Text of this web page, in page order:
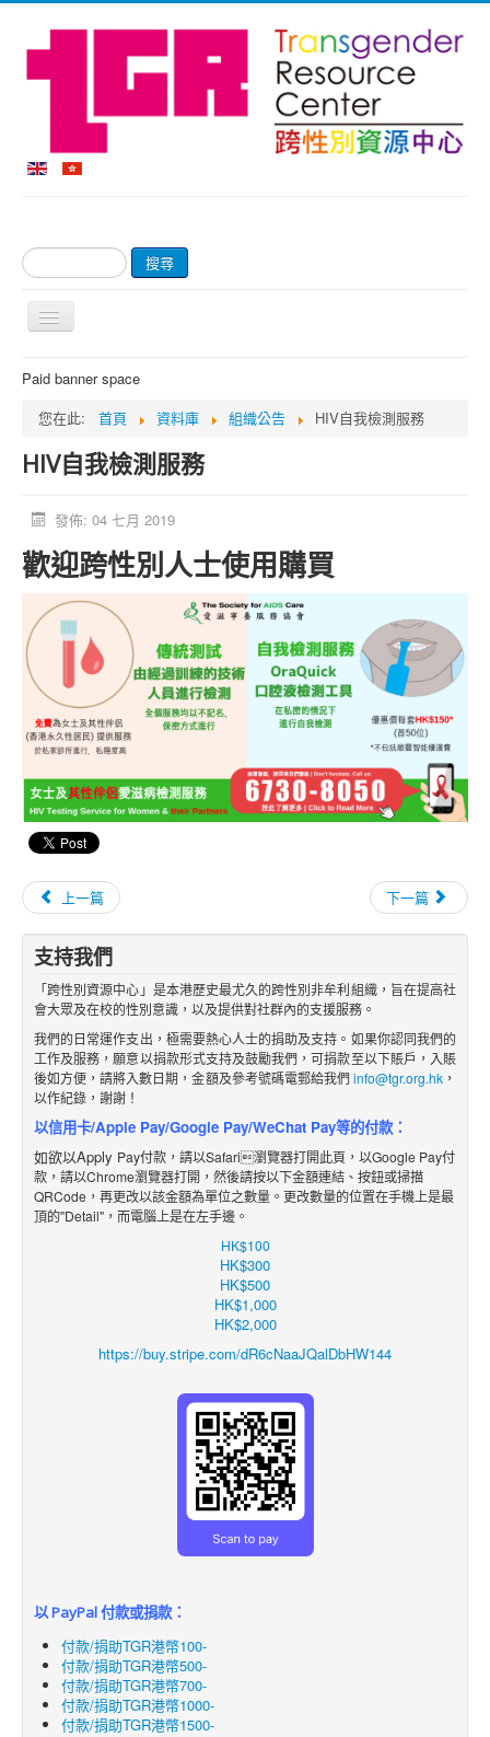
搜
尋...
搜尋
切
覽
首頁
關於我們
輔導服務
活動消息
資料庫
媒體庫
台灣專區
中國大陸專區
「跨樂園」交友平台
捐助單位
Paid banner space
您在此:
首頁 資料庫 組織公告 HIV自我檢測服務
HIV自我檢測服務
發佈: 04 七月 2019
歡迎跨性別人士使用購買
上一篇 下一篇
支持我們
「跨性別資源中心」是本港歷史最尤久的跨性別非牟利組織，旨在提高社
會大眾及在校的性別意識，以及提供對社群內的支援服務。
我們的日常運作支出，極需要熱心人士的捐助及支持。如果你認同我們的
工作及服務，願意以捐款形式支持及鼓勵我們，可捐款至以下賬戶，入賬
後如方便，請將入數日期，金額及參考號碼電郵給我們info@tgr.org.hk，
以作紀錄，謝謝！
以信用卡/Apple Pay/Google Pay/WeChat Pay等的付款：
如欲以Apply Pay付款，請以Safari瀏覽器打開此頁，以Google Pay付
款，請以Chrome瀏覽器打開，然後請按以下金額連結 、 按鈕或掃描
QRCode，再更改以該金額為單位之數量。更改數量的位置在手機上是最
頂的"Detail"，而電腦上是在左手邊。
HK$100
HK$300
HK$500
HK$1,000
HK$2,000
https://buy.stripe.com/dR6cNaaJQalDbHW144
以 PayPal 付款或捐款：
付款/捐助TGR港幣100-
付款/捐助TGR港幣500-
付款/捐助TGR港幣700-
付款/捐助TGR港幣1000-
付款/捐助TGR港幣1500-